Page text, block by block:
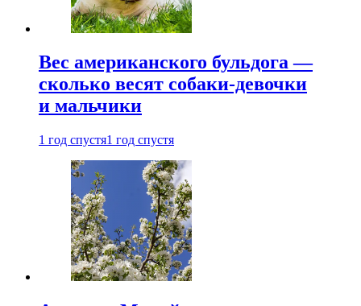
Вес американского бульдога —
сколько весят собаки-девочки
и мальчики
1 год спустя1 год спустя